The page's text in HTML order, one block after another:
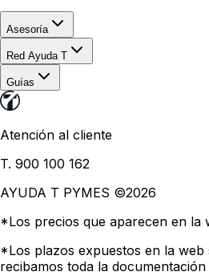
Asesoría
Red Ayuda T
Guías
Atención al cliente
T. 900 100 162
AYUDA T PYMES ©2026
*Los precios que aparecen en la
*Los plazos expuestos en la web
recibamos toda la documentación